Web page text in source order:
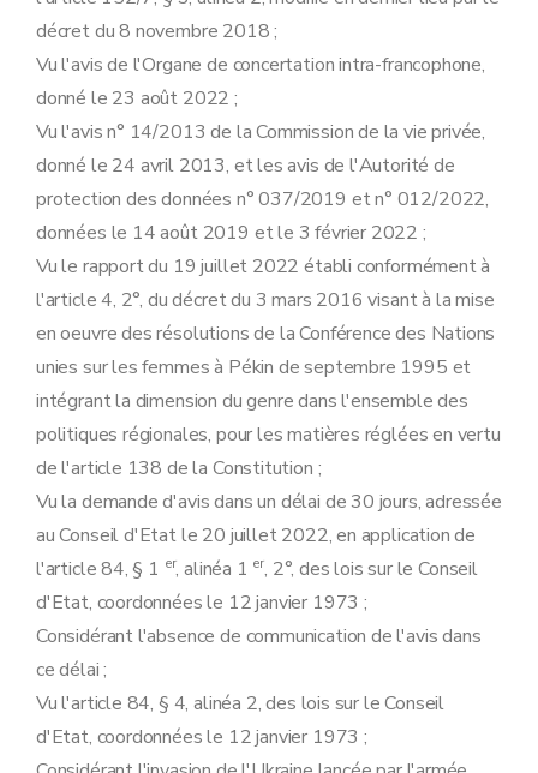
décret du 8 novembre 2018 ;
Vu l'avis de l'Organe de concertation intra-francophone,
donné le 23 août 2022 ;
Vu l'avis n° 14/2013 de la Commission de la vie privée,
donné le 24 avril 2013, et les avis de l'Autorité de
protection des données n° 037/2019 et n° 012/2022,
données le 14 août 2019 et le 3 février 2022 ;
Vu le rapport du 19 juillet 2022 établi conformément à
l'article 4, 2°, du décret du 3 mars 2016 visant à la mise
en oeuvre des résolutions de la Conférence des Nations
unies sur les femmes à Pékin de septembre 1995 et
intégrant la dimension du genre dans l'ensemble des
politiques régionales, pour les matières réglées en vertu
de l'article 138 de la Constitution ;
Vu la demande d'avis dans un délai de 30 jours, adressée
au Conseil d'Etat le 20 juillet 2022, en application de
l'article 84, § 1 er, alinéa 1 er, 2°, des lois sur le Conseil
d'Etat, coordonnées le 12 janvier 1973 ;
Considérant l'absence de communication de l'avis dans
ce délai ;
Vu l'article 84, § 4, alinéa 2, des lois sur le Conseil
d'Etat, coordonnées le 12 janvier 1973 ;